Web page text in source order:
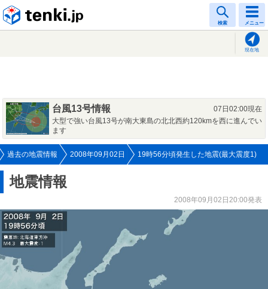
検索 メニュー
現在地
台風13号情報
07日02:00現在
大型で強い台風13号が南大東島の北北西約120kmを西に進んでい
ます
過去の地震情報 2008年09月02日 19時56分頃発生した地震(最大震度1)
地震情報
2008年09月02日20:00発表